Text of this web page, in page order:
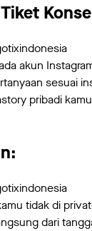
akun
sesuai
pribadi
tidak di
dari